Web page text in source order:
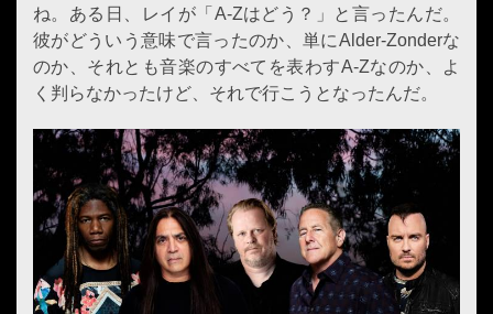
ね。ある日、レイが「A-Zはどう？」と言ったんだ。
彼がどういう意味で言ったのか、単にAlder-Zonderな
のか、それとも音楽のすべてを表わすA-Zなのか、よ
く判らなかったけど、それで行こうとなったんだ。